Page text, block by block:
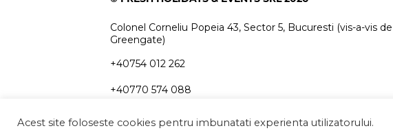
Colonel Corneliu Popeia 43, Sector 5, Bucuresti (vis-a-vis de
Greengate)
+40754 012 262
+40770 574 088
info@freshholidays.ro
Acest site foloseste cookies pentru imbunatati experienta utilizatorului.